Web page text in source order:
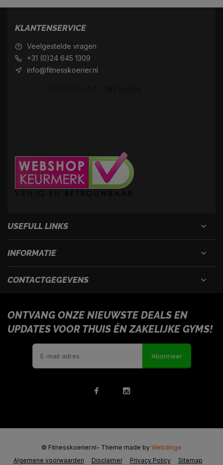
KLANTENSERVICE
Veelgestelde vragen
+31 (0)24 645 1309
info@fitnesskoerier.nl
USEFULL LINKS
INFORMATIE
CONTACTGEGEVENS
ONTVANG ONZE NIEUWSTE DEALS EN
UPDATES VOOR THUIS ÉN ZAKELIJKE GYMS!
Abonneer
Algemene voorwaarden Disclaimer Privacy Policy Sitemap
© Fitnesskoerier.nl- Theme made by Webdinge